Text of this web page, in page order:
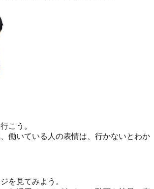
こう。
働いている人の表情は、行かないとわか
を見てみよう。